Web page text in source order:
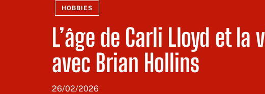
HOBBIES
L’âge de Carli Lloyd et la
avec Brian Hollins
26/02/2026